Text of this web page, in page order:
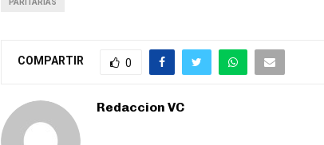
COMPARTIR 0
Redaccion VC